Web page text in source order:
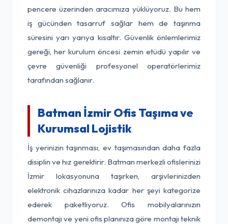
pencere üzerinden aracımıza yüklüyoruz. Bu hem
iş gücünden tasarruf sağlar hem de taşınma
süresini yarı yarıya kısaltır. Güvenlik önlemlerimiz
gereği, her kurulum öncesi zemin etüdü yapılır ve
çevre güvenliği profesyonel operatörlerimiz
tarafından sağlanır.
Batman İzmir Ofis Taşıma ve
Kurumsal Lojistik
İş yerinizin taşınması, ev taşımasından daha fazla
disiplin ve hız gerektirir. Batman merkezli ofislerinizi
İzmir lokasyonuna taşırken, arşivlerinizden
elektronik cihazlarınıza kadar her şeyi kategorize
ederek paketliyoruz. Ofis mobilyalarınızın
demontajı ve yeni ofis planınıza göre montajı teknik